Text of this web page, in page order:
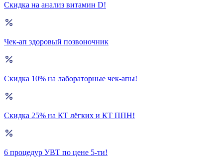
Скидка на анализ витамин D!
Чек-ап здоровый позвоночник
Скидка 10% на лабораторные чек-апы!
Скидка 25% на КТ лёгких и КТ ППН!
6 процедур УВТ по цене 5-ти!